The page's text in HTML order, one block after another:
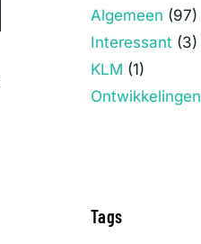
Algemeen (97)
Interessant (3)
KLM (1)
Ontwikkelingen
Tags